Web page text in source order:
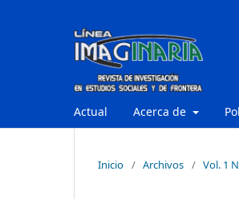
Actual Acerca de
Inicio / Archivos / Vol. 1